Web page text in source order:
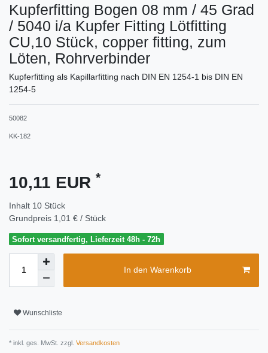
Kupferfitting Bogen 08 mm / 45 Grad
/ 5040 i/a Kupfer Fitting Lötfitting
CU,10 Stück, copper fitting, zum
Löten, Rohrverbinder
Kupferfitting als Kapillarfitting nach DIN EN 1254-1 bis DIN EN
1254-5
50082
KK-182
10,11 EUR *
Inhalt 10 Stück
Grundpreis 1,01 € / Stück
Sofort versandfertig, Lieferzeit 48h - 72h
In den Warenkorb
Wunschliste
* inkl. ges. MwSt. zzgl. Versandkosten